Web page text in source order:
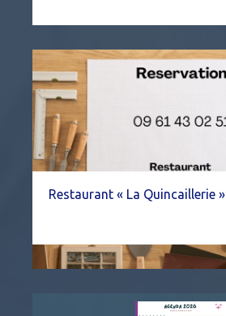
Restaurant « La Quincaillerie »